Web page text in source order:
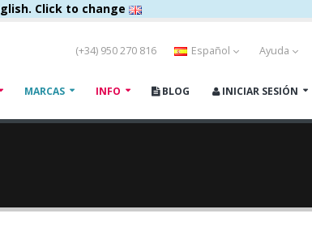
Click to change
(+34) 950 270 816 Español Ayuda
MARCAS INFO BLOG INICIAR SESIÓN